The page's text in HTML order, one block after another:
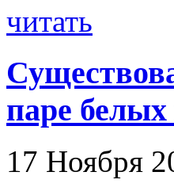
читать
паре
17 Ноября